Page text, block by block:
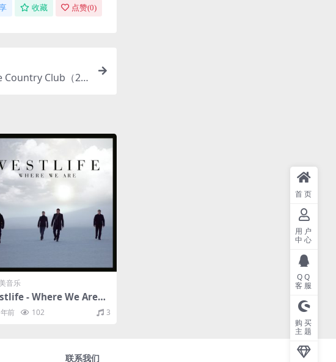
收藏 点赞(0)
Country Club（20
音乐
- Where We Are
FLAC/分轨/379M）
前 102 3
联系我们
首页
用户
中心
QQ
客服
购买
主题